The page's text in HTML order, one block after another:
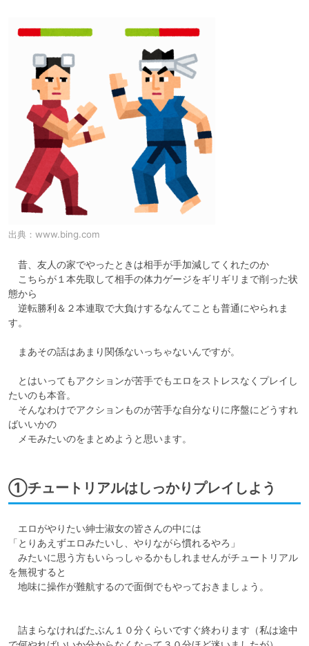
出典： www.bing.com
昔、友人の家でやったときは相手が手加減してくれたのか
こちらが１本先取して相手の体力ゲージをギリギリまで削った状
態から
逆転勝利＆２本連取で大負けするなんてことも普通にやられま
す。
まあその話はあまり関係ないっちゃないんですが。
とはいってもアクションが苦手でもエロをストレスなくプレイし
たいのも本音。
そんなわけでアクションものが苦手な自分なりに序盤にどうすれ
ばいいかの
①チュートリアルはしっかりプレイしよう
エロがやりたい紳士淑女の皆さんの中には
「とりあえずエロみたいし、やりながら慣れるやろ」
みたいに思う方もいらっしゃるかもしれませんがチュートリアル
を無視すると
地味に操作が難航するので面倒でもやっておきましょう。
詰まらなければたぶん１０分くらいですぐ終わります（私は途中